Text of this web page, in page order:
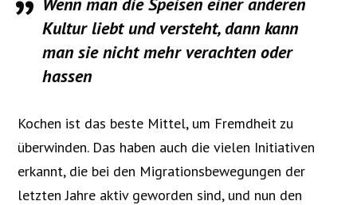
Kultur liebt und versteht, dann kann
man sie nicht mehr verachten oder
hassen
Kochen ist das beste Mittel, um Fremdheit zu
überwinden. Das haben auch die vielen Initiativen
erkannt, die bei den Migrationsbewegungen der
letzten Jahre aktiv geworden sind, und nun den